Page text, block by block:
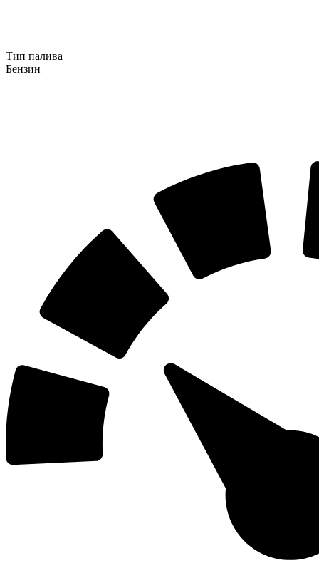
Тип палива
Бензин